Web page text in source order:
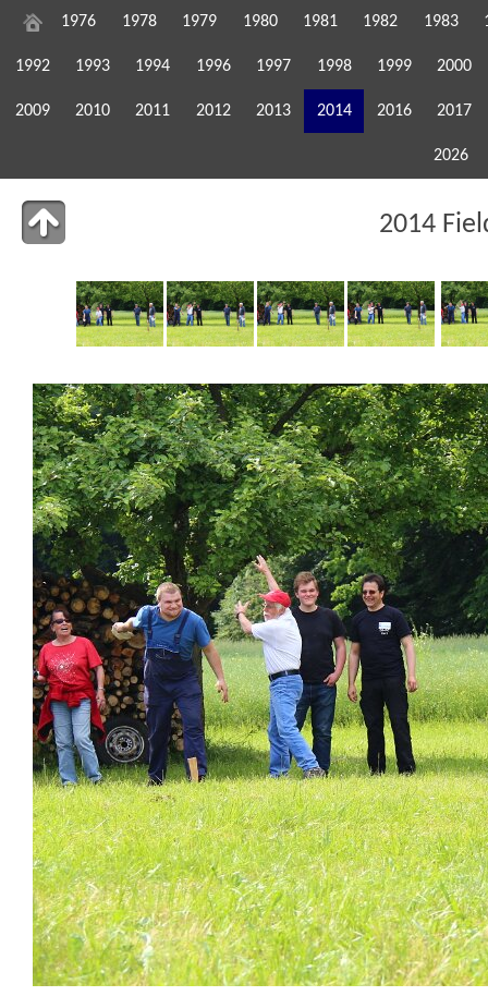
1976 1978 1979 1980 1981 1982 1983
1992 1993 1994 1996 1997 1998 1999 2000
2009 2010 2011 2012 2013 2014 2016 2017
2026
2014